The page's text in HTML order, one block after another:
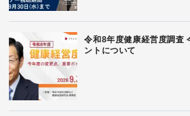
令和8年度健康経営度調査
ントについて